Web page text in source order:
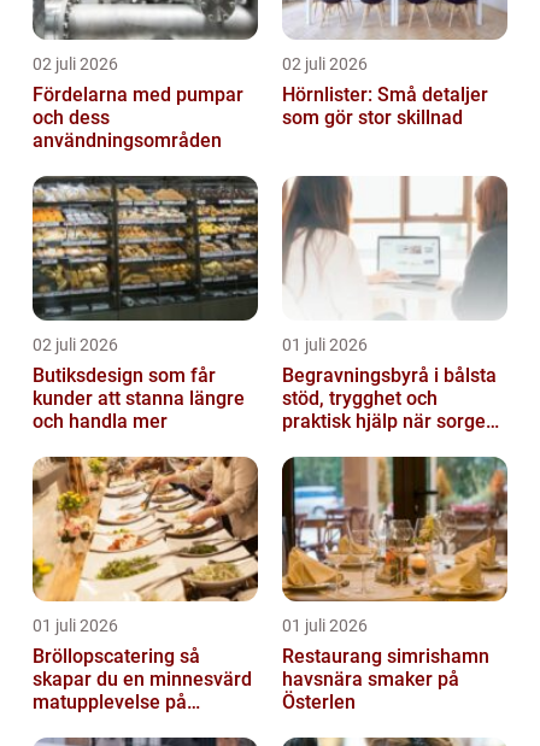
02 juli 2026
Fördelarna med pumpar
och dess
användningsområden
02 juli 2026
Hörnlister: Små detaljer
som gör stor skillnad
02 juli 2026
Butiksdesign som får
kunder att stanna längre
och handla mer
01 juli 2026
Begravningsbyrå i bålsta
stöd, trygghet och
praktisk hjälp när sorgen
01 juli 2026
Bröllopscatering så
skapar du en minnesvärd
matupplevelse på
01 juli 2026
Restaurang simrishamn
havsnära smaker på
Österlen